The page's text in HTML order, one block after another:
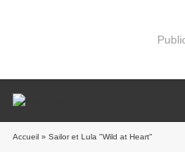
Accueil » Sailor et Lula "Wild at Heart"